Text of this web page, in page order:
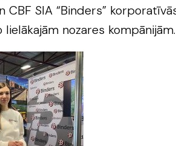
CBF SIA “Binders”
nozares kompānijām.